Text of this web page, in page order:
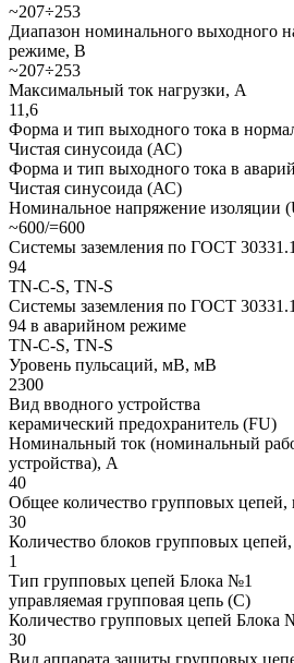
~207÷253
Диапазон номинального выходного
режиме, В
~207÷253
Максимальный ток нагрузки, А
11,6
Форма и тип выходного тока в
Чистая синусоида (АС)
Форма и тип выходного тока в
Чистая синусоида (АС)
Номинальное напряжение изоляции
~600/=600
Системы заземления по ГОСТ
94
TN-C-S, TN-S
Системы заземления по ГОСТ
94 в аварийном режиме
TN-C-S, TN-S
Уровень пульсаций, мВ, мВ
2300
Вид вводного устройства
керамический предохранитель (FU)
Номинальный ток (номинальный
устройства), А
40
Общее количество групповых цепей,
30
Количество блоков групповых
1
Тип групповых цепей Блока №1
управляемая групповая цепь (С)
Количество групповых цепей Блока
30
Вид аппарата защиты групповых